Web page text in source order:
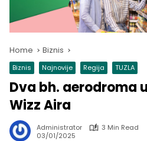
Home Biznis
Biznis Najnovije Regija TUZLA
Dva bh. aerodroma
Wizz Aira
Administrator
3 Min Read
03/01/2025